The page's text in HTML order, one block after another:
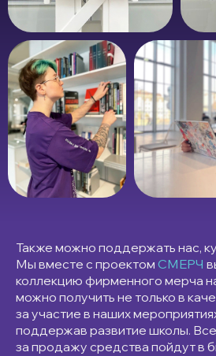
Также можно поддержать нас,
Мы вместе с проектом СМЕРЧ
коллекцию фирменного мерча
можно получить не только в
за участие в наших
поддержав развитие школы.
за продажу средства пойдут в